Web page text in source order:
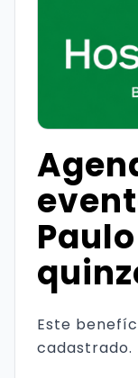
Este
cadastrado.